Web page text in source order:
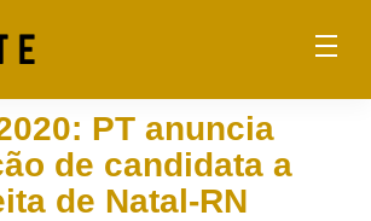
PT anuncia
de candidata a
de Natal-RN